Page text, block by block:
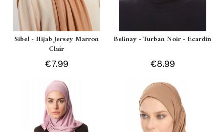
Sibel - Hijab Jersey Marron
Clair
€7.99
Belinay - Turban Noir - Ecardin
€8.99